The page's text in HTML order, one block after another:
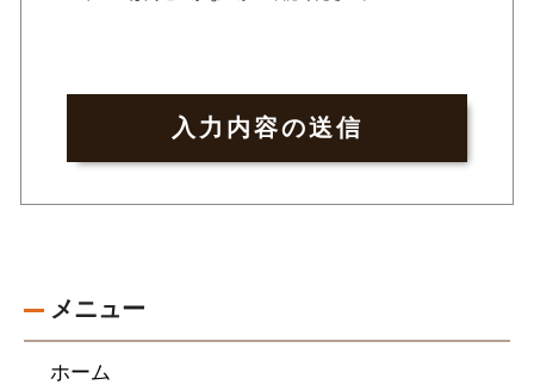
メニュー
ホーム